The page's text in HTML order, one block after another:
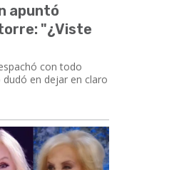
apuntó
"¿Viste
con todo
en dejar en claro